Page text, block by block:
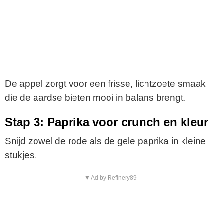
De appel zorgt voor een frisse, lichtzoete smaak
die de aardse bieten mooi in balans brengt.
Stap 3: Paprika voor crunch en kleur
Snijd zowel de rode als de gele paprika in kleine
stukjes.
▼ Ad by Refinery89